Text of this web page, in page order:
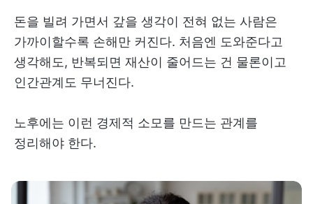
돈을 빌려 가면서 갚을 생각이 전혀 없는 사람은
가까이할수록 손해만 커진다. 처음엔 도와준다고
생각해도, 반복되면 재산이 줄어드는 건 물론이고
인간관계도 무너진다.
노후에는 이런 경제적 소모를 만드는 관계를
정리해야 한다.